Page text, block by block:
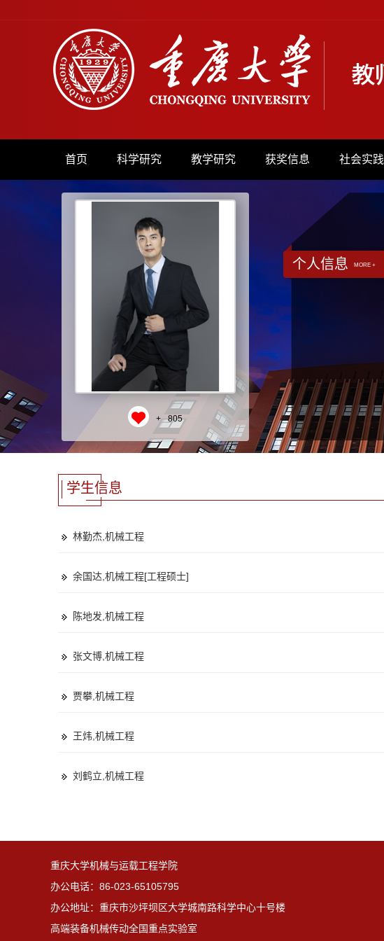
首页 科学研究 教学研究 获奖信息 社会实践
+ 805
个人信息 MORE +
学生信息
林勤杰,机械工程
余国达,机械工程[工程硕士]
陈地发,机械工程
张文博,机械工程
贾攀,机械工程
王炜,机械工程
刘鹤立,机械工程
重庆大学机械与运载工程学院
办公电话：86-023-65105795
办公地址：重庆市沙坪坝区大学城南路科学中心十号楼
高端装备机械传动全国重点实验室